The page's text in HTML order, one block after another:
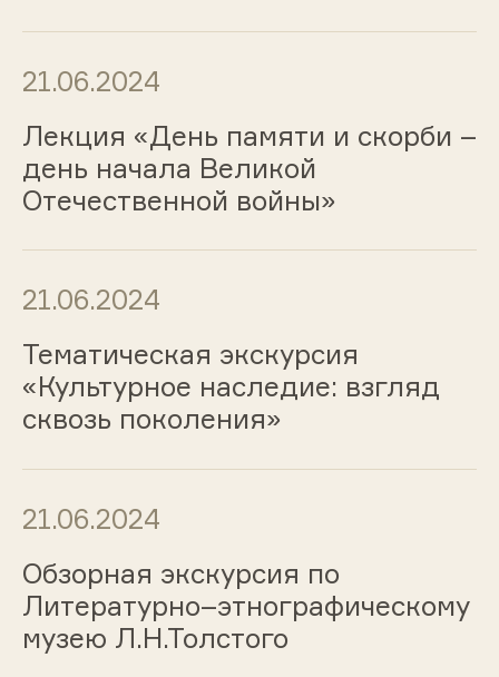
21.06.2024
Лекция «День памяти и скорби –
день начала Великой
Отечественной войны»
21.06.2024
Тематическая экскурсия
«Культурное наследие: взгляд
сквозь поколения»
21.06.2024
Обзорная экскурсия по
Литературно–этнографическому
музею Л.Н.Толстого